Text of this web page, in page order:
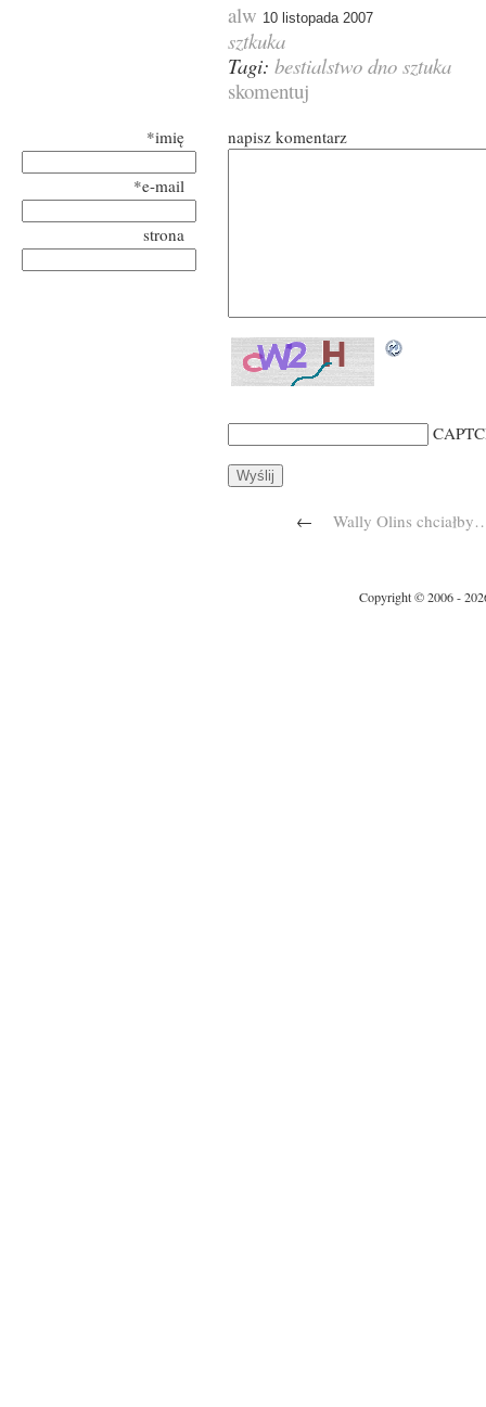
alw 10 listopada 2007
sztkuka
Tagi: bestialstwo dno sztuka
skomentuj
*imię
*e-mail
strona
napisz komentarz
← Wally Olins
Copyright © 2006 -